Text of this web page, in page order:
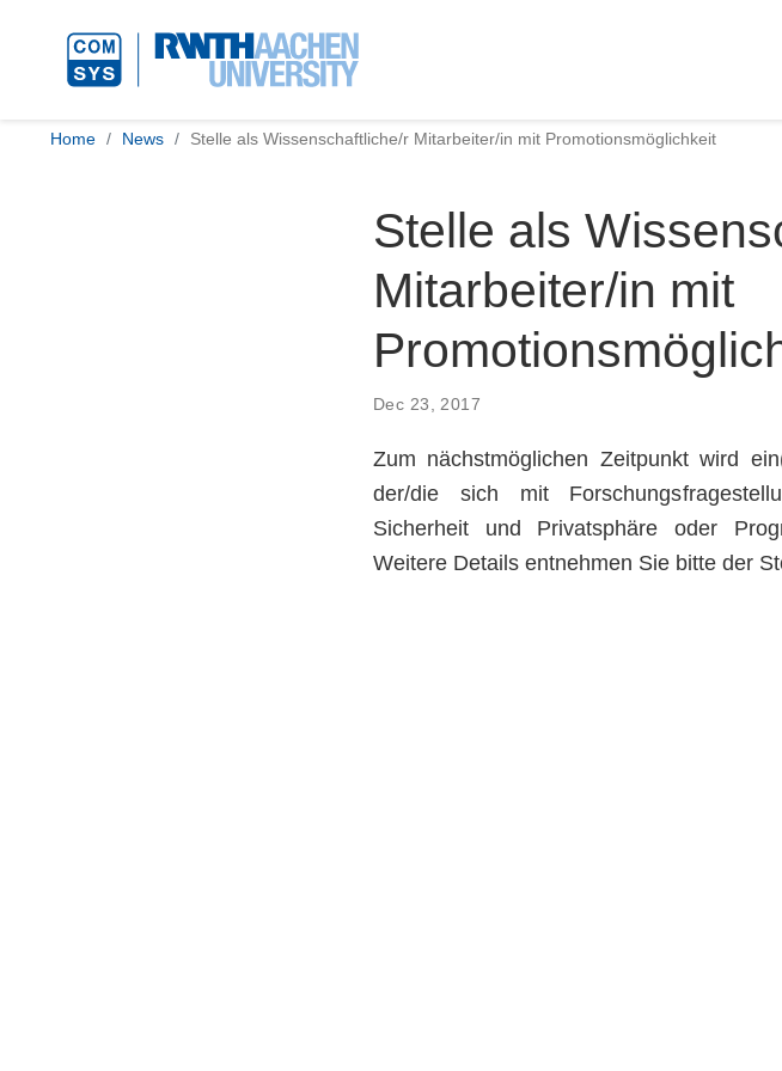
Home News Stelle als Wissenschaftliche/r Mitarbeiter/in mit Promotionsmöglichkeit
Stelle als
Mitarbeiter/in mit
Dec 23, 2017
Zum nächstmöglichen Zeitpunkt wird
der/die sich mit
Sicherheit und Privatsphäre oder
Weitere Details entnehmen Sie bitte der